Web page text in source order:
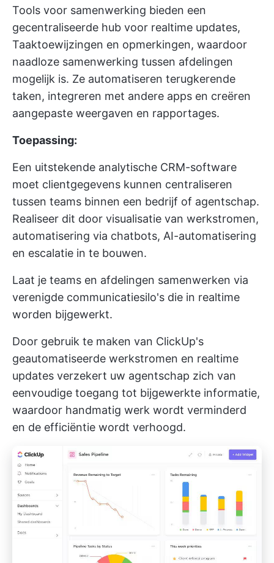
Tools voor samenwerking bieden een
gecentraliseerde hub voor realtime updates,
Taaktoewijzingen en opmerkingen, waardoor
naadloze samenwerking tussen afdelingen
mogelijk is. Ze automatiseren terugkerende
taken, integreren met andere apps en creëren
aangepaste weergaven en rapportages.
Toepassing:
Een uitstekende analytische CRM-software
moet clientgegevens kunnen centraliseren
tussen teams binnen een bedrijf of agentschap.
Realiseer dit door visualisatie van werkstromen,
automatisering via chatbots, AI-automatisering
en escalatie in te bouwen.
Laat je teams en afdelingen samenwerken via
verenigde communicatiesilo's die in realtime
worden bijgewerkt.
Door gebruik te maken van ClickUp's
geautomatiseerde werkstromen en realtime
updates verzekert uw agentschap zich van
eenvoudige toegang tot bijgewerkte informatie,
waardoor handmatig werk wordt verminderd
en de efficiëntie wordt verhoogd.